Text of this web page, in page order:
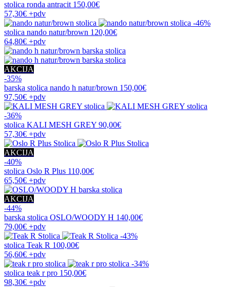
stolica ronda antracit 150,00€
57,30€ +pdv
-46%
stolica nando natur/brown 120,00€
64,80€ +pdv
AKCIJA
-35%
barska stolica nando h natur/brown 150,00€
97,50€ +pdv
-36%
stolica KALI MESH GREY 90,00€
57,30€ +pdv
AKCIJA
-40%
stolica Oslo R Plus 110,00€
65,50€ +pdv
AKCIJA
-44%
barska stolica OSLO/WOODY H 140,00€
79,00€ +pdv
-43%
stolica Teak R 100,00€
56,60€ +pdv
-34%
stolica teak r pro 150,00€
98,30€ +pdv